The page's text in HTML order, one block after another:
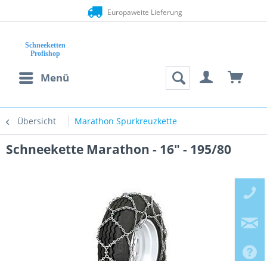
Europaweite Lieferung
Menü
Übersicht Marathon Spurkreuzkette
Schneekette Marathon - 16" - 195/80